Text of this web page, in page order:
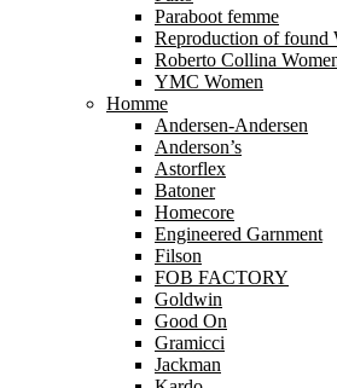
Paraboot femme
Reproduction of found
Roberto Collina
YMC Women
Homme
Andersen-Andersen
Anderson’s
Astorflex
Batoner
Homecore
Engineered Garnment
Filson
FOB FACTORY
Goldwin
Good On
Gramicci
Jackman